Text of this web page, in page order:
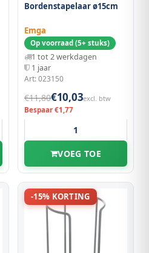
Bordenstapelaar ø15cm
Emga
Op voorraad (5+ stuks)
1 tot 2 werkdagen
1 jaar
Art: 023150
€11,80€10,03excl. btw
Bespaar €1,77
VOEG TOE
-15% KORTING